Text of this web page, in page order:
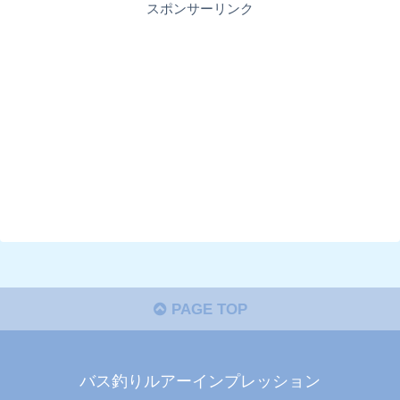
スポンサーリンク
PAGE TOP
バス釣りルアーインプレッション